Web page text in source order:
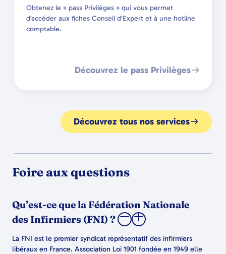
Obtenez le « pass Privilèges » qui vous permet
d’accéder aux fiches Conseil d’Expert et à une hotline
comptable.
Découvrez le pass Privilèges
Découvrez tous nos services
Foire aux questions
Qu’est-ce que la Fédération Nationale
des Infirmiers (FNI) ?
La FNI est le premier syndicat représentatif des infirmiers
libéraux en France. Association Loi 1901 fondée en 1949 elle